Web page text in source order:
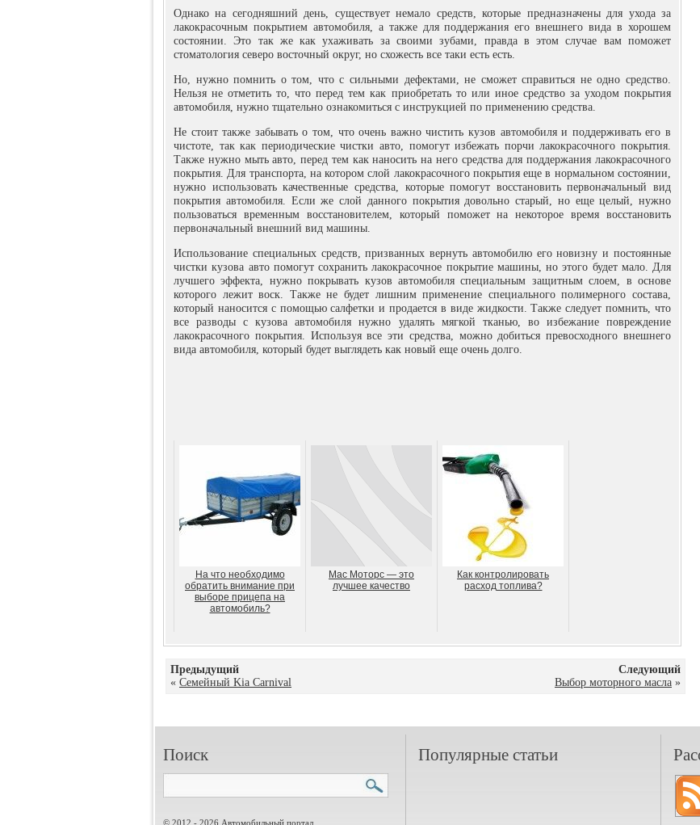
Однако на сегодняшний день, существует немало средств, которые предназначены для ухода за
лакокрасочным покрытием автомобиля, а также для поддержания его внешнего вида в хорошем
состоянии. Это так же как ухаживать за своими зубами, правда в этом случае вам поможет
стоматология северо восточный округ, но схожесть все таки есть есть.
Но, нужно помнить о том, что с сильными дефектами, не сможет справиться не одно средство.
Нельзя не отметить то, что перед тем как приобретать то или иное средство за уходом покрытия
автомобиля, нужно тщательно ознакомиться с инструкцией по применению средства.
Не стоит также забывать о том, что очень важно чистить кузов автомобиля и поддерживать его в
чистоте, так как периодические чистки авто, помогут избежать порчи лакокрасочного покрытия.
Также нужно мыть авто, перед тем как наносить на него средства для поддержания лакокрасочного
покрытия. Для транспорта, на котором слой лакокрасочного покрытия еще в нормальном состоянии,
нужно использовать качественные средства, которые помогут восстановить первоначальный вид
покрытия автомобиля. Если же слой данного покрытия довольно старый, но еще целый, нужно
пользоваться временным восстановителем, который поможет на некоторое время восстановить
первоначальный внешний вид машины.
Использование специальных средств, призванных вернуть автомобилю его новизну и постоянные
чистки кузова авто помогут сохранить лакокрасочное покрытие машины, но этого будет мало. Для
лучшего эффекта, нужно покрывать кузов автомобиля специальным защитным слоем, в основе
которого лежит воск. Также не будет лишним применение специального полимерного состава,
который наносится с помощью салфетки и продается в виде жидкости. Также следует помнить, что
все разводы с кузова автомобиля нужно удалять мягкой тканью, во избежание повреждение
лакокрасочного покрытия. Используя все эти средства, можно добиться превосходного внешнего
вида автомобиля, который будет выглядеть как новый еще очень долго.
На что необходимо
обратить внимание при
выборе прицепа на
автомобиль?
Мас Моторс — это
лучшее качество
Как контролировать
расход топлива?
Предыдущий
« Семейный Kia Carnival
Следующий
Выбор моторного масла »
Поиск
© 2012 - 2026 Автомобильный портал
Популярные статьи